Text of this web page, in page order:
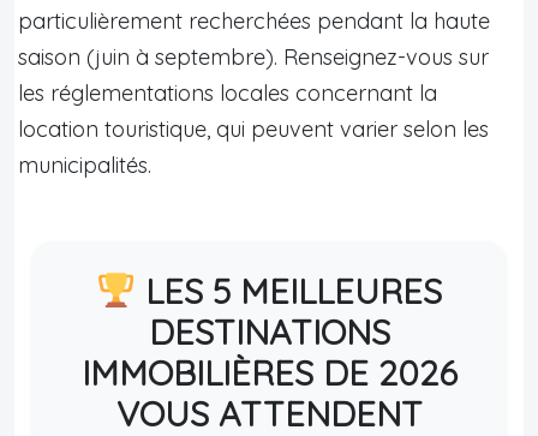
particulièrement recherchées pendant la haute
saison (juin à septembre). Renseignez-vous sur
les réglementations locales concernant la
location touristique, qui peuvent varier selon les
municipalités.
LES 5 MEILLEURES
DESTINATIONS
IMMOBILIÈRES DE 2026
VOUS ATTENDENT